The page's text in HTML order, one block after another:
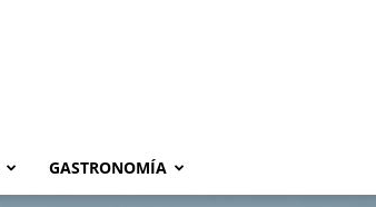
GASTRONOMÍA